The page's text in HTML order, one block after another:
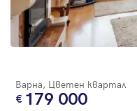
Варна, Цветен квартал
179 000